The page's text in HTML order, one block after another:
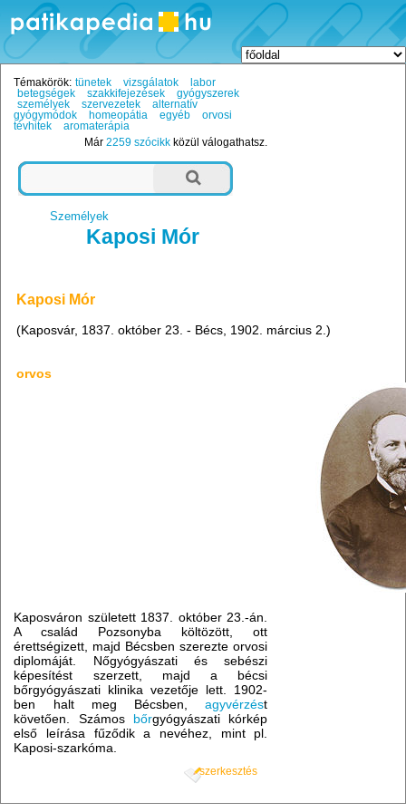
Témakörök: tünetek vizsgálatok
labor
betegségek
szakkifejezések
gyógyszerek
személyek
szervezetek
alternatív
gyógymódok
homeopátia egyéb
orvosi
tévhitek
aromaterápia
Már2259 szócikk közül válogathatsz.
Személyek
Kaposi Mór
Kaposi Mór
(Kaposvár, 1837. október 23. - Bécs, 1902. március 2.)
orvos
Kaposváron született 1837. október 23.-án.
A család Pozsonyba költözött, ott
érettségizett, majd Bécsben szerezte orvosi
diplomáját. Nőgyógyászati és sebészi
képesítést szerzett, majd a bécsi
bőrgyógyászati klinika vezetője lett. 1902-
ben halt meg Bécsben,agyvérzést
követően. Számos bőrgyógyászati kórkép
első leírása fűződik a nevéhez, mint pl.
Kaposi-szarkóma.
szerkesztés